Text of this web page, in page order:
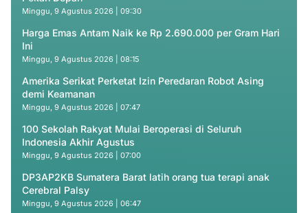
Minggu, 9 Agustus 2026 | 09:30
Harga Emas Antam Naik ke Rp 2.690.000 per Gram Hari
Ini
Minggu, 9 Agustus 2026 | 08:15
Amerika Serikat Perketat Izin Peredaran Robot Asing
demi Keamanan
Minggu, 9 Agustus 2026 | 07:47
100 Sekolah Rakyat Mulai Beroperasi di Seluruh
Indonesia Akhir Agustus
Minggu, 9 Agustus 2026 | 07:00
DP3AP2KB Sumatera Barat latih orang tua terapi anak
Cerebral Palsy
Minggu, 9 Agustus 2026 | 06:47